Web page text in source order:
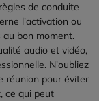
de conduite
l'activation ou
bon moment.
audio et vidéo,
N'oubliez
réunion pour éviter
ce qui peut